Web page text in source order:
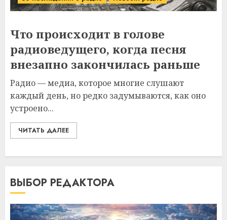
Что происходит в голове
радиоведущего, когда песня
внезапно закончилась раньше
Радио — медиа, которое многие слушают
каждый день, но редко задумываются, как оно
устроено...
ЧИТАТЬ ДАЛЕЕ
ВЫБОР РЕДАКТОРА